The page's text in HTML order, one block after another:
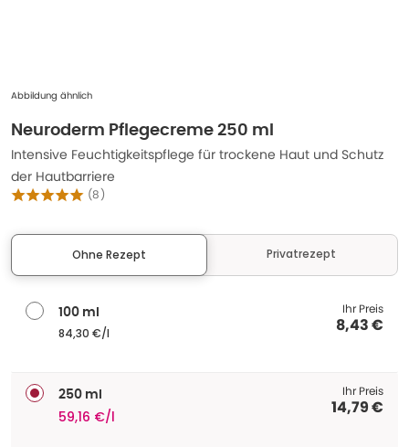
Abbildung ähnlich
Neuroderm Pflegecreme 250 ml
Intensive Feuchtigkeitspflege für trockene Haut und Schutz
der Hautbarriere
(8)
Ohne Rezept Privatrezept
100 ml
84,30 €/l
Ihr Preis
8,43 €
250 ml
59,16 €/l
Ihr Preis
14,79 €